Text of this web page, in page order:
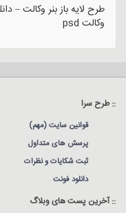
طرح لایه باز بنر وکالت –
وکالت psd
:: طرح سرا
قوانین سایت (مهم)
پرسش های متداول
ثبت شکایات و نظرات
دانلود فونت
:: آخرین پست های وبلاگ